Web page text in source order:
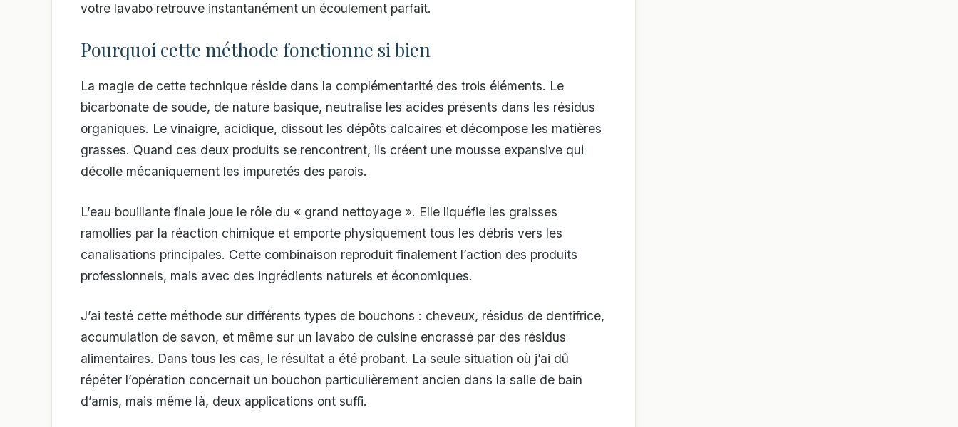
votre lavabo retrouve instantanément un écoulement parfait.
Pourquoi cette méthode fonctionne si bien
La magie de cette technique réside dans la complémentarité des trois éléments. Le
bicarbonate de soude, de nature basique, neutralise les acides présents dans les résidus
organiques. Le vinaigre, acidique, dissout les dépôts calcaires et décompose les matières
grasses. Quand ces deux produits se rencontrent, ils créent une mousse expansive qui
décolle mécaniquement les impuretés des parois.
L’eau bouillante finale joue le rôle du « grand nettoyage ». Elle liquéfie les graisses
ramollies par la réaction chimique et emporte physiquement tous les débris vers les
canalisations principales. Cette combinaison reproduit finalement l’action des produits
professionnels, mais avec des ingrédients naturels et économiques.
J’ai testé cette méthode sur différents types de bouchons : cheveux, résidus de dentifrice,
accumulation de savon, et même sur un lavabo de cuisine encrassé par des résidus
alimentaires. Dans tous les cas, le résultat a été probant. La seule situation où j’ai dû
répéter l’opération concernait un bouchon particulièrement ancien dans la salle de bain
d’amis, mais même là, deux applications ont suffi.